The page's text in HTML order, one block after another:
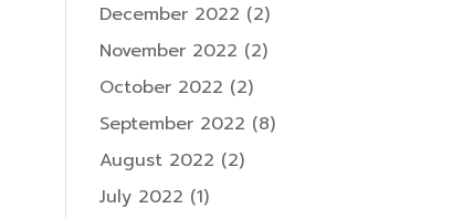
December 2022 (2)
November 2022 (2)
October 2022 (2)
September 2022 (8)
August 2022 (2)
July 2022 (1)